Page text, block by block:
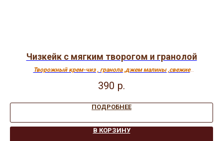
Чизкейк с мягким творогом и гранолой
Творожный крем-чиз , гранола ,джем малины ,свежие
390 р.
ПОДРОБНЕЕ
В КОРЗИНУ